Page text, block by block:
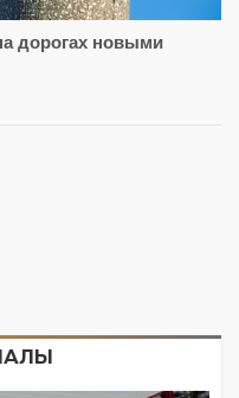
дорогах новыми